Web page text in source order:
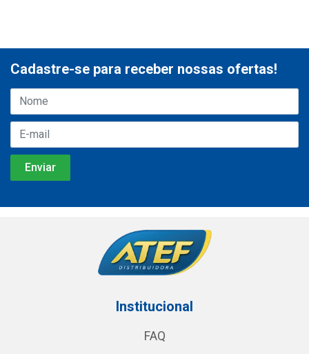
Cadastre-se para receber nossas ofertas!
Institucional
FAQ